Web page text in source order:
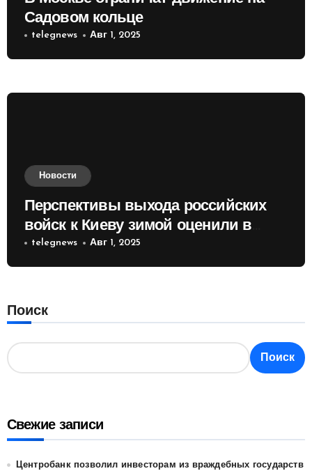
Садовом кольце
telegnews Авг 1, 2025
Новости
Перспективы выхода российских
войск к Киеву зимой оценили в
России
telegnews Авг 1, 2025
Поиск
Поиск
Свежие записи
Центробанк позволил инвесторам из враждебных государств